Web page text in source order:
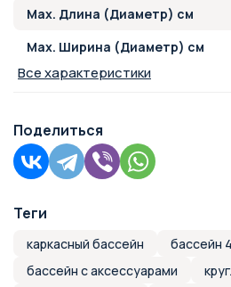
Max. Длина (Диаметр) см
Max. Ширина (Диаметр) см
Все характеристики
Поделиться
Теги
каркасный бассейн
бассейн
бассейн с аксессуарами